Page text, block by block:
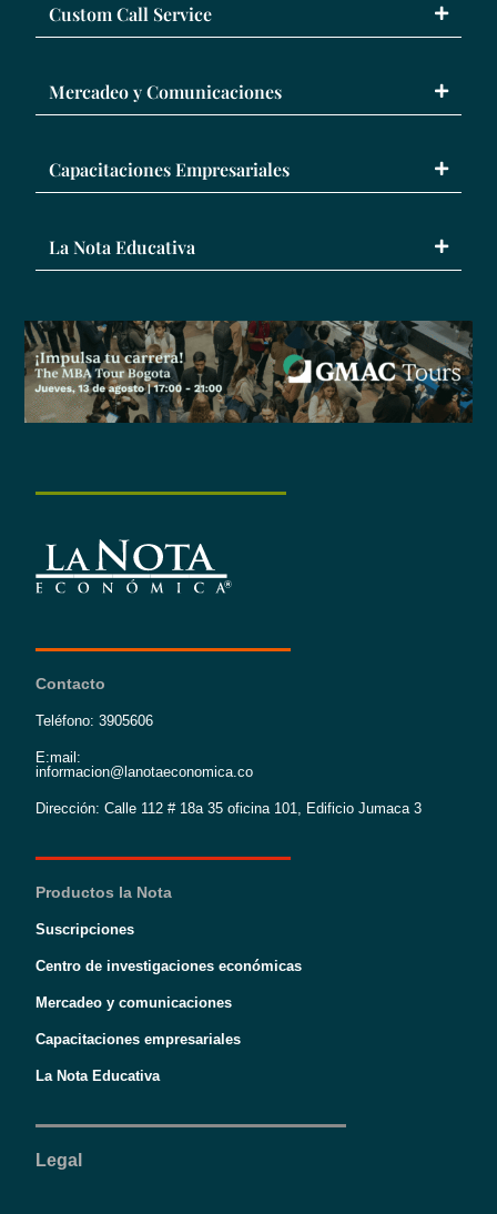
Custom Call Service
Mercadeo y Comunicaciones
Capacitaciones Empresariales
La Nota Educativa
Contacto
Teléfono: 3905606
E:mail:
informacion@lanotaeconomica.co
Dirección: Calle 112 # 18a 35 oficina 101, Edificio Jumaca 3
Productos la Nota
Suscripciones
Centro de investigaciones económicas
Mercadeo y comunicaciones
Capacitaciones empresariales
La Nota Educativa
Legal